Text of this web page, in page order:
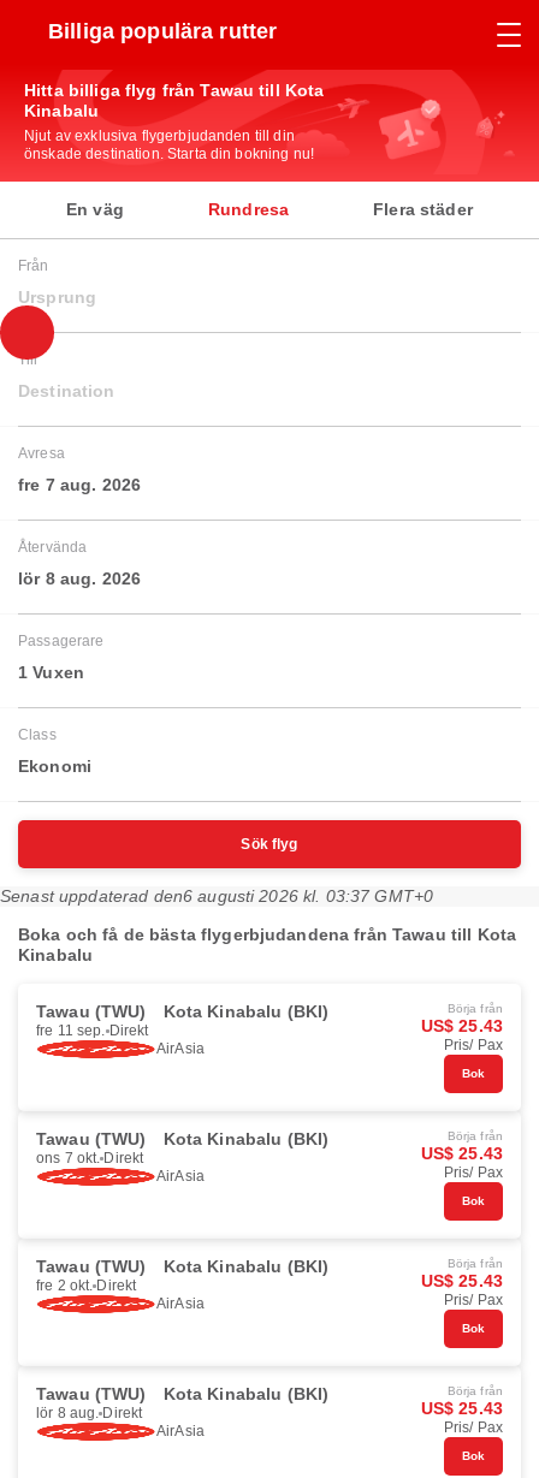
Billiga populära rutter
Hitta billiga flyg från Tawau till Kota
Kinabalu
Njut av exklusiva flygerbjudanden till din
önskade destination. Starta din bokning nu!
En väg Rundresa Flera städer
Från
Ursprung
Till
Destination
Avresa
fre 7 aug. 2026
Återvända
lör 8 aug. 2026
Passagerare
1 Vuxen
Class
Ekonomi
Sök flyg
Senast uppdaterad den6 augusti 2026 kl. 03:37 GMT+0
Boka och få de bästa flygerbjudandena från Tawau till Kota
Kinabalu
Tawau (TWU) Kota Kinabalu (BKI)
fre 11 sep. Direkt
AirAsia
Börja från
US$ 25.43
Pris/ Pax
Bok
Tawau (TWU) Kota Kinabalu (BKI)
ons 7 okt. Direkt
AirAsia
Börja från
US$ 25.43
Pris/ Pax
Bok
Tawau (TWU) Kota Kinabalu (BKI)
fre 2 okt. Direkt
AirAsia
Börja från
US$ 25.43
Pris/ Pax
Bok
Tawau (TWU) Kota Kinabalu (BKI)
lör 8 aug. Direkt
AirAsia
Börja från
US$ 25.43
Pris/ Pax
Bok